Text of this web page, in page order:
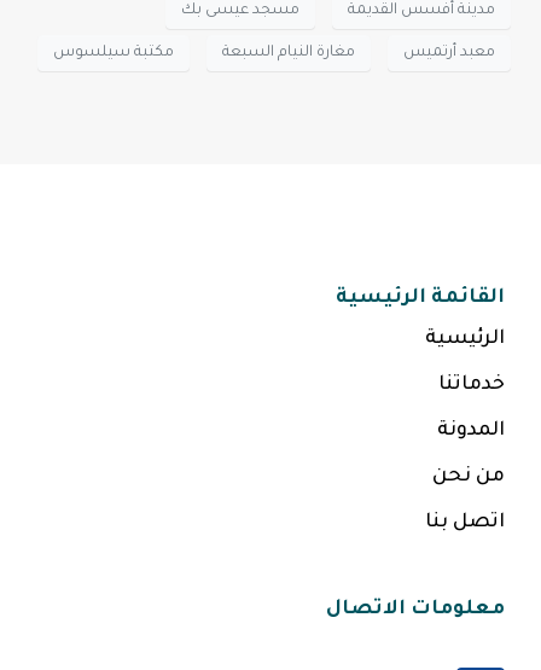
مدينة أفسس القديمة مسجد عيسى بك
معبد أرتميس مغارة النيام السبعة مكتبة سيلسوس
القائمة الرئيسية
الرئيسية
خدماتنا
المدونة
من نحن
اتصل بنا
معلومات الاتصال